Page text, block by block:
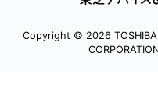
Copyright © 2026 TOSHIBA